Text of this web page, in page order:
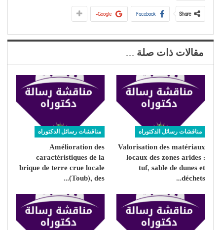
Share
Facebook
Google+
مقالات ذات صلة ...
مناقشات رسائل الدكتوراه
Valorisation des matériaux
locaux des zones arides :
tuf, sable de dunes et
déchets…
مناقشات رسائل الدكتوراه
Amélioration des
caractéristiques de la
brique de terre crue locale
(Toub), des…